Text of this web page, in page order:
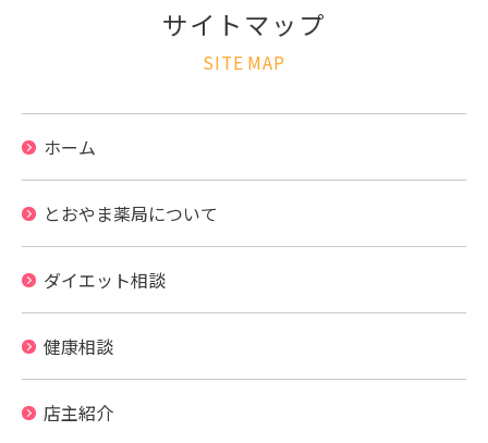
SITE MAP
サイトマップ
ホーム
とおやま薬局について
ダイエット相談
健康相談
店主紹介